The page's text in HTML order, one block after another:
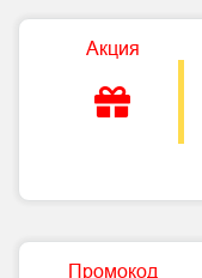
Акция
Промокод